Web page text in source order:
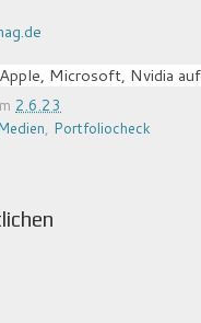
Microsoft, Nvidia
2.6.23
, Portfoliocheck